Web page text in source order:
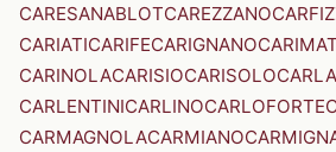
CARESANABLOTCAREZZANO
CARIATICARIFECARIGNANO
CARINOLACARISIOCARISOLO
CARLENTINICARLINOCARLOFORTE
CARMAGNOLACARMIANO